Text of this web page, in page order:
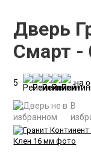
Дверь
Смарт -
5 на
В